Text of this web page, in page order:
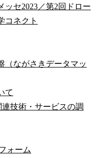
ッセ2023／第2回ドロー
コネクト
（ながさきデータマッ
て
技術・サービスの調
ォーム